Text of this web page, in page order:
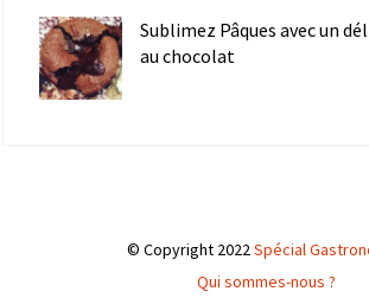
Sublimez Pâques avec un
au chocolat
© Copyright 2022Spécial
Qui sommes-nous ?